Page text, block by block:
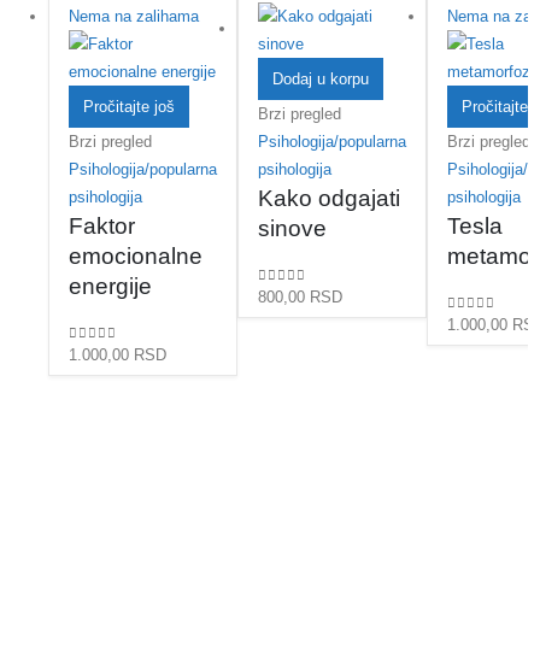
Nema na zalihama
Pročitajte još
Brzi pregled
Psihologija/popularna
psihologija
Faktor
emocionalne
energije
0 out of 5
1.000,00 RSD
Dodaj u korpu
Brzi pregled
Psihologija/popularna
psihologija
Kako odgajati
sinove
0out of 5
800,00 RSD
Nema na
Pročitajte
Brzi pregled
Psihologija/
psihologija
Tesla
0 out of 5
1.000,00